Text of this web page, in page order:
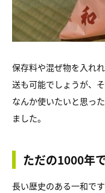
保存料や混ぜ物を入れ
送も可能でしょうが、
なんか使いたいと思っ
ました。
ただの1000年
長い歴史のある一和で